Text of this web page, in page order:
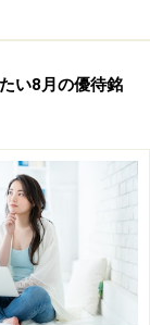
いうシンプル
大きくプラス
は4.42％でし
料も発生しま
い8月の優待銘